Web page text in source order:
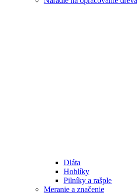
Dláta
Hoblíky
Pilníky a rašple
Meranie a značenie